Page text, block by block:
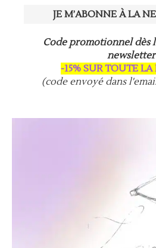
Code promotionnel dès
-15% SUR TOUTE
(code envoyé dans